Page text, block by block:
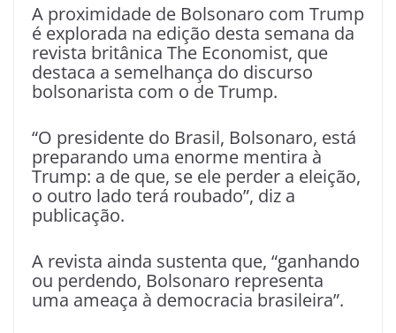
A proximidade de Bolsonaro com Trump
é explorada na edição desta semana da
revista britânica The Economist, que
destaca a semelhança do discurso
bolsonarista com o de Trump.
“O presidente do Brasil, Bolsonaro, está
preparando uma enorme mentira à
Trump: a de que, se ele perder a eleição,
o outro lado terá roubado”, diz a
publicação.
A revista ainda sustenta que, “ganhando
ou perdendo, Bolsonaro representa
uma ameaça à democracia brasileira”.